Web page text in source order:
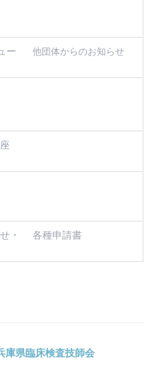
ー
他団体からのお知らせ
・
各種申請書
庫県臨床検査技師会